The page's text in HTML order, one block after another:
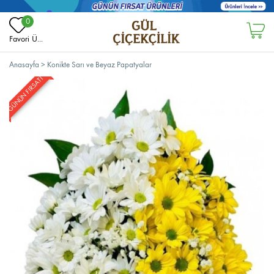
0
Favori Ü...
Anasayfa > Konikte Sarı ve Beyaz Papatyalar
GÜNÜN FIRSATI